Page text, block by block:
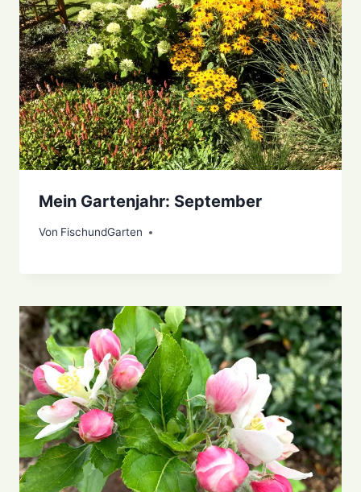
Mein Gartenjahr: September
Von FischundGarten
6. Oktober 2021